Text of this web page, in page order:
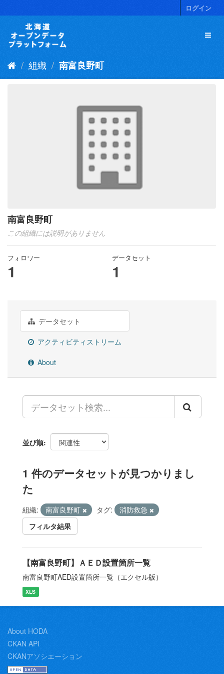
キ
ログイン
組織 南富良野町
南富良野町
この組織には説明がありません
フォロワー
1
データセット
1
データセット
アクティビティストリーム
About
並び順
1 件のデータセットが見つかりまし
た
組織: 南富良野町 タグ:
消防救急
フィルタ結果
【南富良野町】ＡＥＤ設置箇所一覧
南富良野町AED設置箇所一覧（エクセル版）
XLS
About HODA
CKAN API
CKANアソシエーション